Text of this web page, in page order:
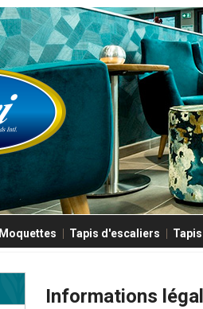
Moquettes Tapis d'escaliers
Informations